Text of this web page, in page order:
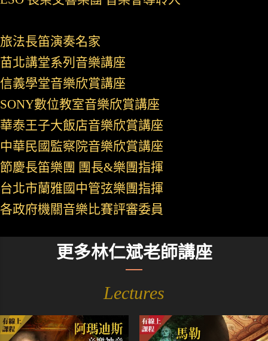
旅法長笛演奏名家
苗北講堂系列音樂講座
信義學堂音樂欣賞講座
SONY數位教室音樂欣賞講座
華泰王子大飯店音樂欣賞講座
中華民國監察院音樂欣賞講座
節慶長笛樂團 團長&樂團指揮
台北市蘭雅國中管弦樂團指揮
各政府機關音樂比賽評審委員
更多林仁斌老師講座
Lectures